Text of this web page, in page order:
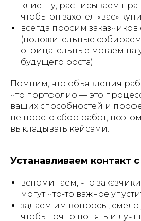
клиенту, расписываем
чтобы он захотел «вас»
всегда просим заказчиков
(положительные
отрицательные мотаем на
будущего роста).
Помним, что объявления
что портфолио — это
ваших способностей и
не просто сбор работ,
выкладывать кейсами.
Устанавливаем контакт
вспоминаем, что
могут что-то важное
задаем им вопросы, смело
чтобы точно понять и